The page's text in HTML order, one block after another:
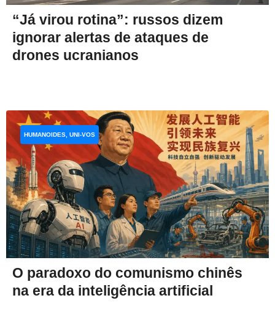
“Já virou rotina”: russos dizem
ignorar alertas de ataques de
drones ucranianos
O paradoxo do comunismo chinês
na era da inteligência artificial
HUMANOIDES, UNI-VOS